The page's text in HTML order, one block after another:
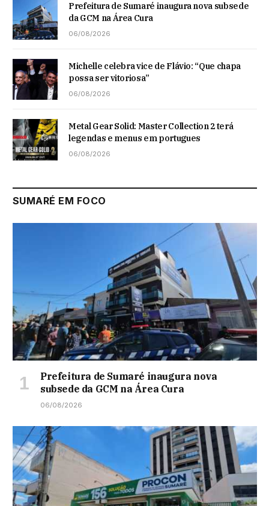
Prefeitura de Sumaré inaugura nova subsede
da GCM na Área Cura
06/08/2026
Michelle celebra vice de Flávio: “Que chapa
possa ser vitoriosa”
06/08/2026
Metal Gear Solid: Master Collection 2 terá
legendas e menus em portugues
06/08/2026
SUMARÉ EM FOCO
Prefeitura de Sumaré inaugura nova
subsede da GCM na Área Cura
06/08/2026